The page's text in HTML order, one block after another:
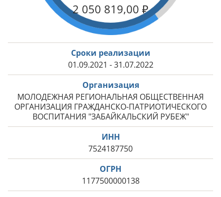
2 050 819,00 ₽
Сроки реализации
01.09.2021 - 31.07.2022
Организация
МОЛОДЕЖНАЯ РЕГИОНАЛЬНАЯ ОБЩЕСТВЕННАЯ
ОРГАНИЗАЦИЯ ГРАЖДАНСКО-ПАТРИОТИЧЕСКОГО
ВОСПИТАНИЯ "ЗАБАЙКАЛЬСКИЙ РУБЕЖ"
ИНН
7524187750
ОГРН
1177500000138